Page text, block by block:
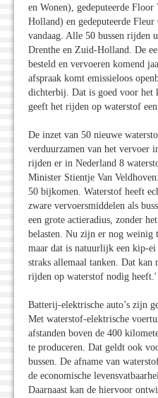
en Wonen), gedeputeerde
Holland) en gedeputeerde
vandaag. Alle 50 bussen
Drenthe en Zuid-Holland. De
besteld en vervoeren komend
afspraak komt emissieloos
dichterbij. Dat is goed voor het
geeft het rijden op waterstof
De inzet van 50 nieuwe
verduurzamen van het vervoer
rijden er in Nederland 8
Minister Stientje Van
50 bijkomen. Waterstof heeft
zware vervoersmiddelen als
een grote actieradius, zonder
belasten. Nu zijn er nog weinig
maar dat is natuurlijk een kip-ei
straks allemaal tanken. Dat
rijden op waterstof nodig heeft.'
Batterij-elektrische auto’s zijn
Met waterstof-elektrische
afstanden boven de 400
te produceren. Dat geldt ook
bussen. De afname van
de economische
Daarnaast kan de hiervoor